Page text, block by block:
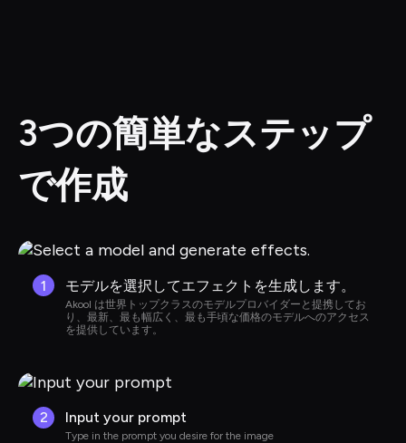
3つの簡単なステップ
で作成
1 モデルを選択してエフェクトを生成します。
Akool は世界トップクラスのモデルプロバイダーと提携してお
り、最新、最も幅広く、最も手頃な価格のモデルへのアクセス
を提供しています。
2 Input your prompt
Type in the prompt you desire for the image